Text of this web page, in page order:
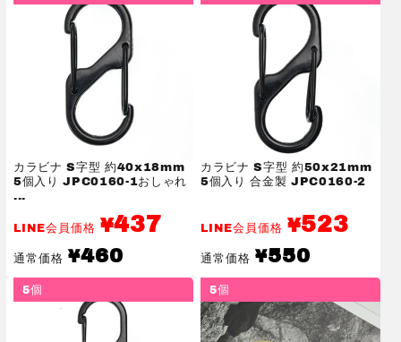
カラビナ S字型 約40x18mm
5個入り JPC0160-1おしゃれ
...
LINE会員価格 ¥437
通常価格
通
常
価
¥460
カラビナ S字型 約50x21mm
5個入り 合金製 JPC0160-2
LINE会員価格 ¥523
通常価格
通
常
価
¥550
5個 5個